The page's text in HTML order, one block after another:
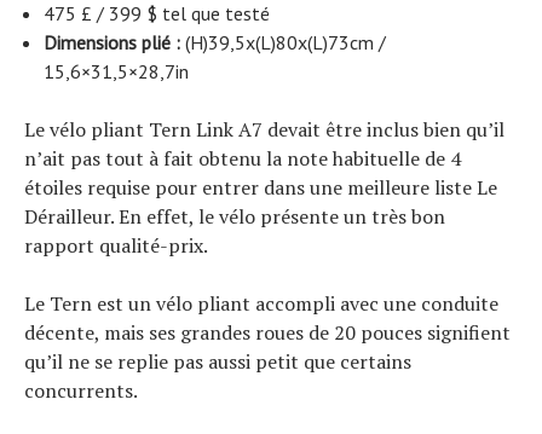
475 £ / 399 $ tel que testé
Dimensions plié : (H)39,5x(L)80x(L)73cm /
15,6×31,5×28,7in
Le vélo pliant Tern Link A7 devait être inclus bien qu’il
n’ait pas tout à fait obtenu la note habituelle de 4
étoiles requise pour entrer dans une meilleure liste Le
Dérailleur. En effet, le vélo présente un très bon
rapport qualité-prix.
Le Tern est un vélo pliant accompli avec une conduite
décente, mais ses grandes roues de 20 pouces signifient
qu’il ne se replie pas aussi petit que certains
concurrents.